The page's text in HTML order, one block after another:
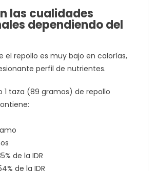
las cualidades
dependiendo del
el repollo es muy bajo en calorías,
perfil de nutrientes.
1 taza (89 gramos) de repollo
de la IDR
de la IDR